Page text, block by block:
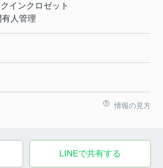
インクロゼット
人管理
情報の見方
LINEで共有する